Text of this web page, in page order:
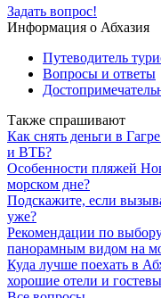
Задать вопрос!
Информация о Абхазия
Путеводитель
Вопросы и ответы
Также спрашивают
Как снять деньги в
и ВТБ?
Особенности пляжей
морском дне?
Подскажите, если
уже?
Рекомендации по
панорамным видом на
Куда лучше поехать в
хорошие отели и